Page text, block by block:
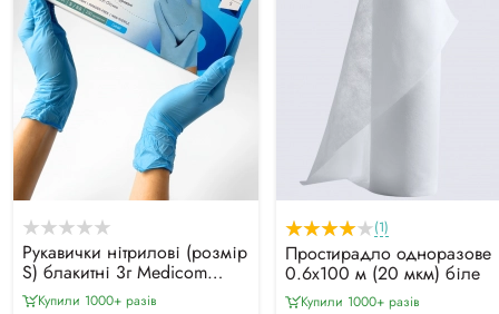
Рукавички нітрилові (розмір
S) блакитні 3г Medicom
Vitals SB, 100 шт
Купили 1000+ разiв
(1)
Простирадло одноразове
0.6х100 м (20 мкм) біле
Купили 1000+ разiв